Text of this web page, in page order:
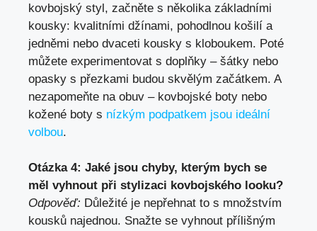
kovbojský styl, začněte s několika základními
kousky: kvalitními džínami, pohodlnou košilí a
jedněmi nebo dvaceti kousky s kloboukem. Poté
můžete experimentovat s doplňky – šátky nebo
opasky s přezkami budou skvělým začátkem. A
nezapomeňte na obuv – kovbojské boty nebo
kožené boty s nízkým podpatkem jsou ideální
volbou.
Otázka 4: Jaké jsou chyby, kterým bych se
měl vyhnout při stylizaci kovbojského looku?
Odpověď: Důležité je nepřehnat to s množstvím
kousků najednou. Snažte se vyhnout přílišným